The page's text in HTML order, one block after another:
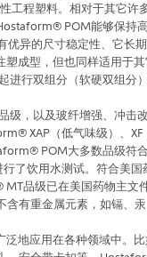
工程塑料。相对于其它许
POM能够保持
异的尺寸稳定性、它长
成型，但也同样适用于
行双组分（软硬双组分
，以及玻纤增强、冲击
XAP（低气味级）、
POM大多数品级符
行了饮用水测试。符合美
品级已在美国药物主
有重金属元素，如镉、汞
地应用在各种领域中。